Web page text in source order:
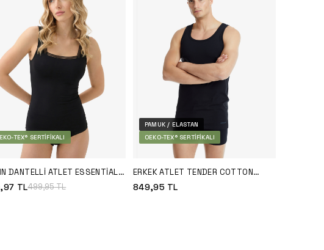
TEX® SERTIFIKALI
DANTELLI ATLET ESSENTIAL
- SIYAH
TL499,95TL
PAMUK / ELASTAN
OEKO-TEX® SERTIFIKALI
ERKEK ATLET TENDER COTTON
9238 - SIYAH
849,95TL